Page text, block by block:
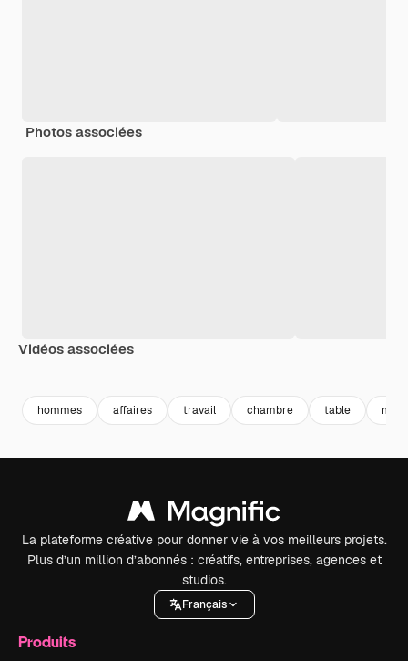
Photos associées
Vidéos associées
hommes affaires travail chambre table
La plateforme créative pour donner vie à vos meilleurs projets.
Plus d’un million d’abonnés : créatifs, entreprises, agences et
studios.
Français
Produits